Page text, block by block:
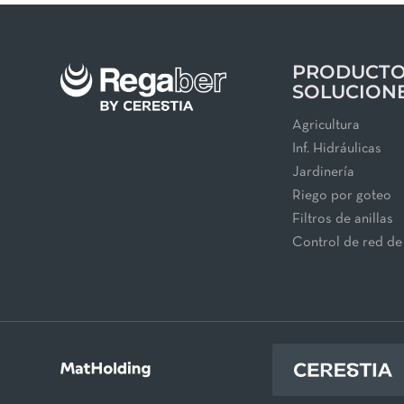
Agricultura
Inf. Hidráulicas
Jardinería
Riego por goteo
Filtros de anillas
Control de red de